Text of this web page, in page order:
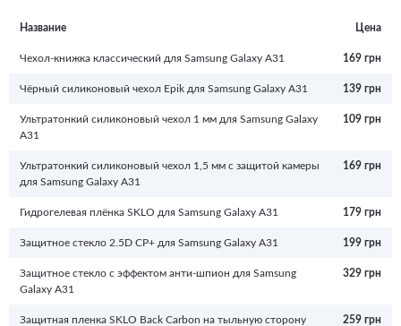
Название Цена
Чехол-книжка классический для Samsung Galaxy A31 169 грн
Чёрный силиконовый чехол Epik для Samsung Galaxy A31 139 грн
Ультратонкий силиконовый чехол 1 мм для Samsung Galaxy
A31
109 грн
Ультратонкий силиконовый чехол 1,5 мм с защитой камеры
для Samsung Galaxy A31
169 грн
Гидрогелевая плёнка SKLO для Samsung Galaxy A31 179 грн
Защитное стекло 2.5D CP+ для Samsung Galaxy A31 199 грн
Защитное стекло с эффектом анти-шпион для Samsung
Galaxy A31
329 грн
Защитная пленка SKLO Back Carbon на тыльную сторону
259 грн